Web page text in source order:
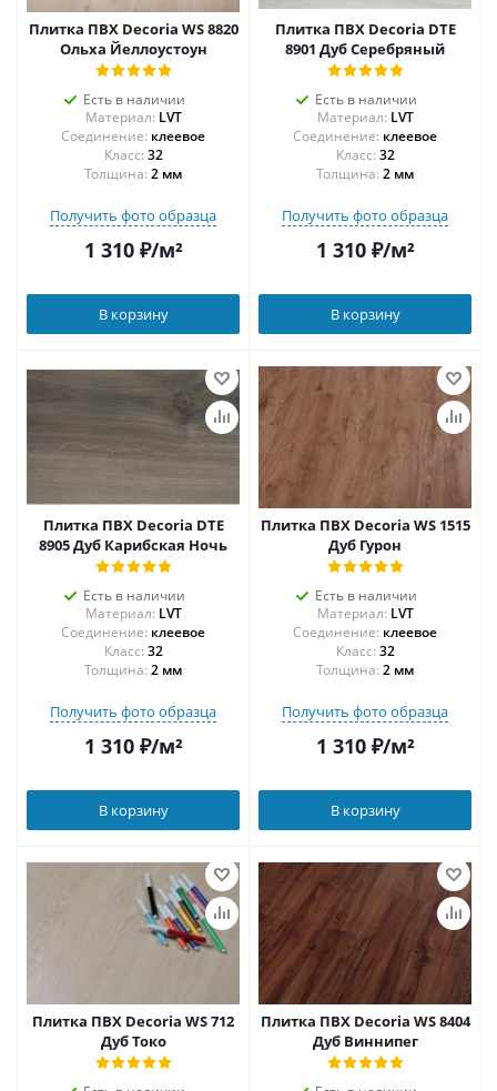
Плитка ПВХ Decoria WS 8820
Ольха Йеллоустоун
Есть в наличии
Материал: LVT
Соединение: клеевое
32
Толщина: 2 мм
Получить фото образца
1 310₽/м²
В корзину
Плитка ПВХ Decoria DTE
8901 Дуб Серебряный
Есть в наличии
Материал: LVT
Соединение: клеевое
32
Толщина: 2 мм
Получить фото образца
1 310₽/м²
В корзину
Плитка ПВХ Decoria DTE
8905 Дуб Карибская Ночь
Есть в наличии
Материал: LVT
Соединение: клеевое
32
Толщина: 2 мм
Получить фото образца
1 310₽/м²
В корзину
Плитка ПВХ Decoria WS 1515
Дуб Гурон
Есть в наличии
Материал: LVT
Соединение: клеевое
32
Толщина: 2 мм
Получить фото образца
1 310₽/м²
В корзину
Плитка ПВХ Decoria WS 712
Дуб Токо
Плитка ПВХ Decoria WS 8404
Дуб Виннипег